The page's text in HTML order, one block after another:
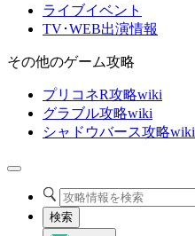
ライブイベント
TV･WEB出演情報
その他のゲーム攻略
プリコネR攻略wiki
グラブル攻略wiki
シャドウバース攻略wiki
検索